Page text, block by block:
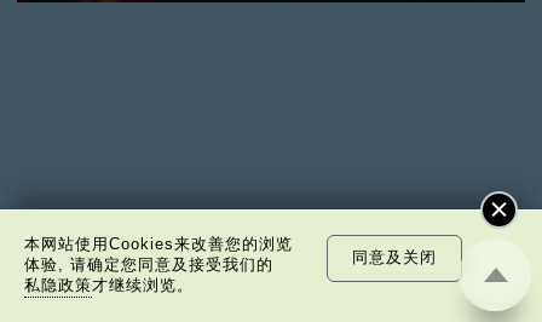
本网站使用Cookies来改善您的浏览
体验, 请确定您同意及接受我们的
私隐政策才继续浏览。
同意及关闭